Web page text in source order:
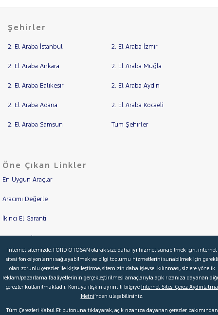
Şehirler
2. El Araba İstanbul 2. El Araba İzmir
2. El Araba Ankara 2. El Araba Muğla
2. El Araba Balıkesir 2. El Araba Aydın
2. El Araba Adana 2. El Araba Kocaeli
2. El Araba Samsun Tüm Şehirler
Öne Çıkan Linkler
En Uygun Araçlar
Aracımı Değerle
İkinci El Garanti
Kampanyalar
Kredi Hesaplama & Başvuru
Ford Kurumsal Hakkımızda
Şartlar & Kişisel Verilerin Korunması S.S.S. Faydalı Bağlantılar
İnternet sitemizde, FORD OTOSAN olarak size daha iyi hizmet sunabilmek için, internet
sitesi fonksiyonlarını sağlayabilmek ve bilgi toplumu hizmetlerini sunabilmek için gerekli
olan zorunlu çerezler ile kişiselleştirme, sitemizin daha işlevsel kılınması, sizlere yönelik
reklam/pazarlama faaliyetlerinin gerçekleştirilmesi amaçlarıyla açık rızanıza dayanan
çerezler kullanılmaktadır. Konuya ilişkin ayrıntılı bilgiye İnternet Sitesi Çerez Aydınlatma
Metni’nden ulaşabilirsiniz.
Tüm Çerezleri Kabul Et butonuna tıklayarak, açık rızanıza dayanan çerezler bakımından